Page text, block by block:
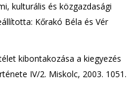
kulturális és közgazdasági
Kőrakó Béla és Vér
kibontakozása a kiegyezés
IV/2. Miskolc, 2003. 1051.